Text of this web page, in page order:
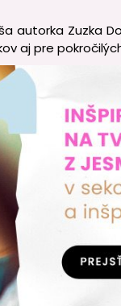
autorka Zuzka
aj pre